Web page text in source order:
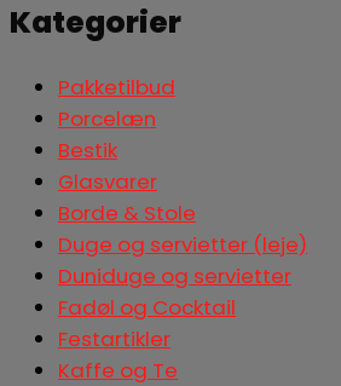
Kategorier
Pakketilbud
Porcelæn
Bestik
Glasvarer
Borde & Stole
Duge og servietter (leje)
Duniduge og servietter
Fadøl og Cocktail
Festartikler
Kaffe og Te